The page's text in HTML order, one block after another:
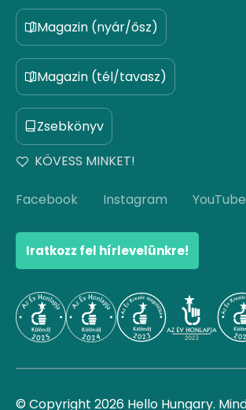
Magazin (nyár/ősz)
Magazin (tél/tavasz)
Zsebkönyv
KÖVESS MINKET!
Facebook Instagram YouTube
Iratkozz fel hírlevelünkre!
© Copyright 2026 Hello Hungary.